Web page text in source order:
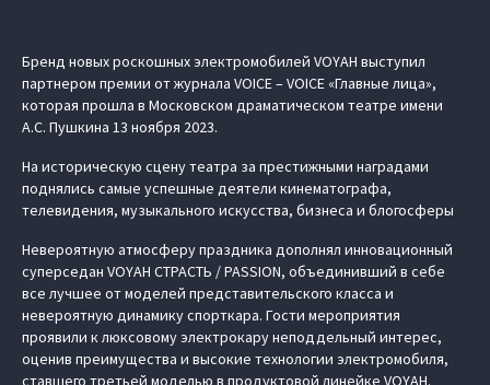
Бренд новых роскошных электромобилей VOYAH выступил
партнером премии от журнала VOICE – VOICE «Главные лица»,
которая прошла в Московском драматическом театре имени
А.С. Пушкина 13 ноября 2023.
На историческую сцену театра за престижными наградами
поднялись самые успешные деятели кинематографа,
телевидения, музыкального искусства, бизнеса и блогосферы
Невероятную атмосферу праздника дополнял инновационный
суперседан VOYAH СТРАСТЬ / PASSION, объединивший в себе
все лучшее от моделей представительского класса и
невероятную динамику спорткара. Гости мероприятия
проявили к люксовому электрокару неподдельный интерес,
оценив преимущества и высокие технологии электромобиля,
ставшего третьей моделью в продуктовой линейке VOYAH.